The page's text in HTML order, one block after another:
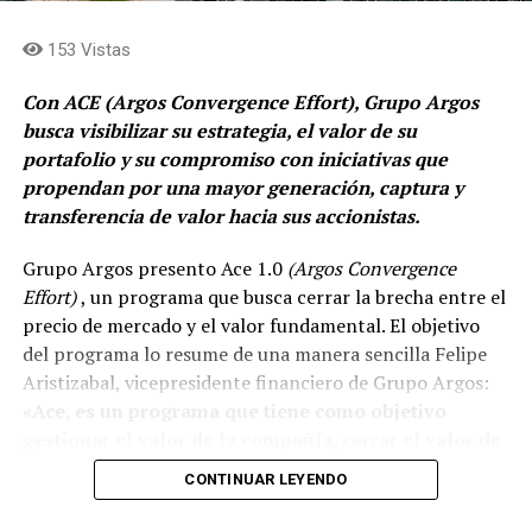
Comparte el artículo:
Me gusta esto:
153 Vistas
Con ACE (Argos Convergence Effort), Grupo Argos
busca visibilizar su estrategia, el valor de su
portafolio y su compromiso con iniciativas que
propendan por una mayor generación, captura y
transferencia de valor hacia sus accionistas.
Grupo Argos presento Ace 1.0(Argos Convergence
Effort), un programa que busca cerrar la brecha entre el
precio de mercado y el valor fundamental. El objetivo
del programa lo resume de una manera sencilla Felipe
Aristizabal, vicepresidente financiero de Grupo Argos:
la brecha que existe entre el precio que el mercado
reconoce del valor fundamental de nuestra
CONTINUAR LEYENDO